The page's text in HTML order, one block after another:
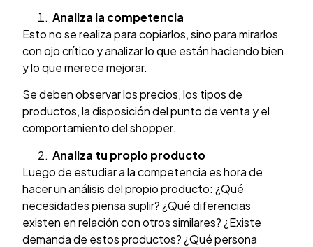
Analiza la competencia
Esto no se realiza para copiarlos, sino para mirarlos
con ojo crítico y analizar lo que están haciendo bien
y lo que merece mejorar.
Se deben observar los precios, los tipos de
productos, la disposición del punto de venta y el
comportamiento del shopper.
Analiza tu propio producto
Luego de estudiar a la competencia es hora de
hacer un análisis del propio producto: ¿Qué
necesidades piensa suplir? ¿Qué diferencias
existen en relación con otros similares? ¿Existe
demanda de estos productos? ¿Qué persona